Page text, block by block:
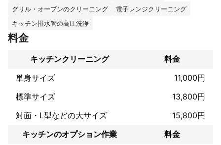
大手不動産会社さん、工務店さんより入退居クリーニングの依頼
年間100件以上の実績です。
個人宅のご家庭では、お年寄りの方や、小さなお子様のいらっし
ゃるお客様からエアコンクリーニングやお風呂デビュー前の浴室
クリーニングのご依頼を多くいただいております。
エアコンも年間150台以上の実績です。
お掃除機能付きや天井埋込タイプも対応致します。
お客様の立場、目線で丁寧に精一杯やらせていただきます。
グリル・オーブンのクリーニング
電子レンジクリーニング
キッチン排水管の高圧洗浄
料金
キッチンクリーニング
料金
単身サイズ
11,000円
標準サイズ
13,800円
対面・L型などの大サイズ
15,800円
キッチンのオプション作業
料金